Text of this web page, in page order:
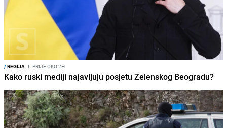
/REGIJA I PRIJE OKO 2H
Kako ruski mediji najavljuju posjetu Zelenskog Beogradu?